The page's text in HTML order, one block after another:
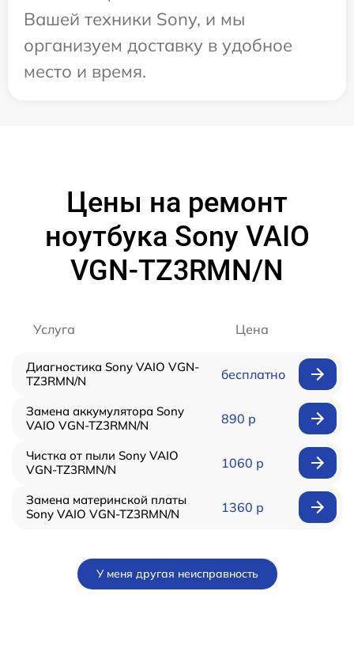
Вашей техники Sony, и мы
организуем доставку в удобное
место и время.
Цены на ремонт
ноутбука Sony VAIO
VGN-TZ3RMN/N
Услуга Цена
Диагностика Sony VAIO VGN-
TZ3RMN/N
бесплатно
Замена аккумулятора Sony
VAIO VGN-TZ3RMN/N
890 р
Чистка от пыли Sony VAIO
VGN-TZ3RMN/N
1060 р
Замена материнской платы
Sony VAIO VGN-TZ3RMN/N
1360 р
У меня другая неисправность